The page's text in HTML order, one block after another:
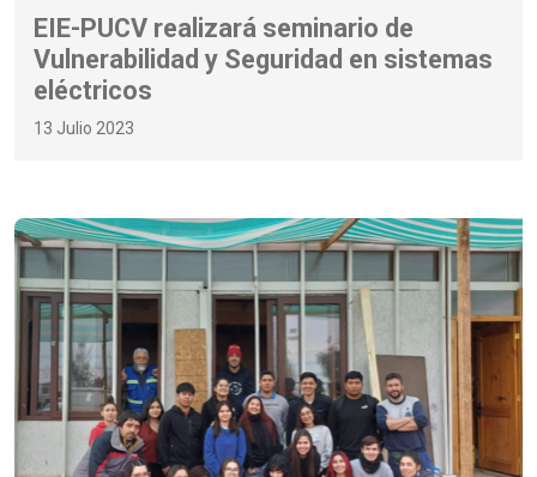
EIE-PUCV realizará seminario de
Vulnerabilidad y Seguridad en sistemas
eléctricos
13 Julio 2023